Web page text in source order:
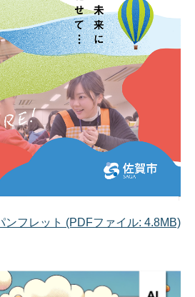
ンフレット (PDFファイル: 4.8MB)